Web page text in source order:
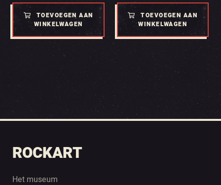
TOEVOEGEN AAN
WINKELWAGEN
TOEVOEGEN AAN
WINKELWAGEN
ROCKART
Het museum